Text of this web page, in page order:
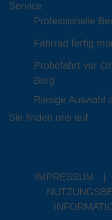
Service
Professionelle
Fahrrad fertig
Probefahrt vor
Berg
Riesige Auswahl
Sie finden uns auf
IMPRESSUM